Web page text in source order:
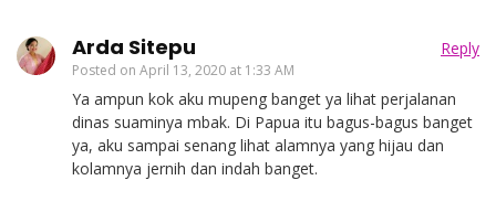
Arda Sitepu
Posted on April 13, 2020 at 1:33 AM
Reply
Ya ampun kok aku mupeng banget ya lihat perjalanan
dinas suaminya mbak. Di Papua itu bagus-bagus banget
ya, aku sampai senang lihat alamnya yang hijau dan
kolamnya jernih dan indah banget.